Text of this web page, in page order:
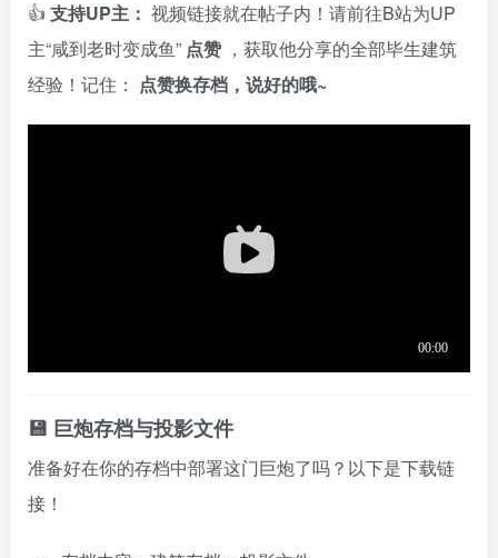
👍 支持UP主： 视频链接就在帖子内！请前往B站为UP
主“咸到老时变成鱼” 点赞 ，获取他分享的全部毕生建筑
经验！记住： 点赞换存档，说好的哦~
💾 巨炮存档与投影文件
准备好在你的存档中部署这门巨炮了吗？以下是下载链
接！